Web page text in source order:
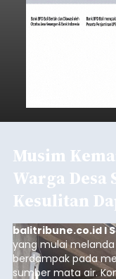
Musim
Warga Desa
Kesulitan
balitribune.co.id I
yang mulai
berdampak pada
sumber mata air.